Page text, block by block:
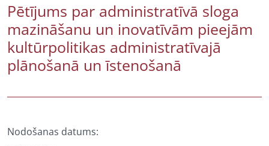
Pētījums par administratīvā sloga
mazināšanu un inovatīvām pieejām
kultūrpolitikas administratīvajā
plānošanā un īstenošanā
Nodošanas datums: